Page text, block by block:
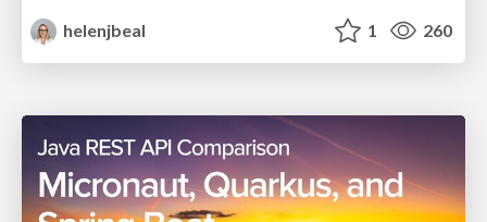
helenjbeal
1 260